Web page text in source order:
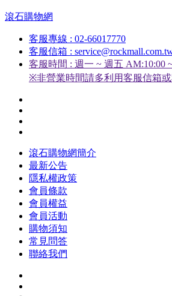
滾石購物網
客服專線 : 02-66017770
客服信箱 :
客服時間 : 週一 ~ 週五 AM:10:00
※非營業時間請多利用客服信箱
滾石購物網簡介
最新公告
隱私權政策
會員條款
會員權益
會員活動
購物須知
常見問答
聯絡我們